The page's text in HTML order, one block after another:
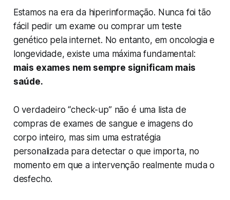
Estamos na era da hiperinformação. Nunca foi tão
fácil pedir um exame ou comprar um teste
genético pela internet. No entanto, em oncologia e
longevidade, existe uma máxima fundamental:
mais exames nem sempre significam mais
saúde.
O verdadeiro “check-up” não é uma lista de
compras de exames de sangue e imagens do
corpo inteiro, mas sim uma estratégia
personalizada para detectar o que importa, no
momento em que a intervenção realmente muda o
desfecho.